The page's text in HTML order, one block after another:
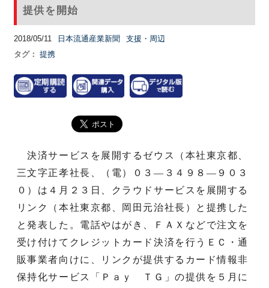
提供を開始
2018/05/11 日本流通産業新聞
支援・周辺
タグ： 提携
決済サービスを展開するゼウス（本社東京都、
三文字正孝社長、（電）０３—３４９８—９０３
０）は４月２３日、クラウドサービスを展開する
リンク（本社東京都、岡田元治社長）と提携した
と発表した。電話やはがき、ＦＡＸなどで注文を
受け付けてクレジットカード決済を行うＥＣ・通
販事業者向けに、リンクが提供するカード情報非
保持化サービス「Ｐａｙ ＴＧ」の提供を５月に